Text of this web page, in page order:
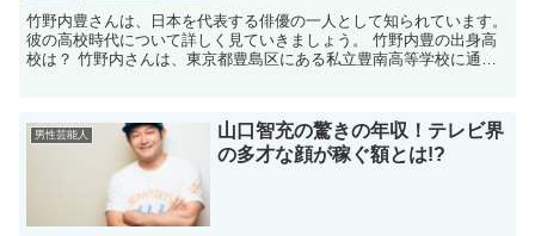
竹野内豊さんは、日本を代表する俳優の一人として知られています。
彼の高校時代について詳しく見ていきましょう。 竹野内豊の出身高
校は？ 竹野内さんは、東京都豊島区にある私立豊南高等学校に通っ
男性芸能人
山口智充の驚きの年収！テレビ界
の多才な顔が稼ぐ額とは!?